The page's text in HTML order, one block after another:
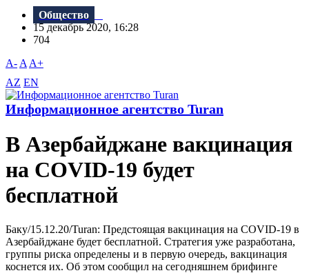
Общество
15 декабрь 2020, 16:28
704
A- A A+
AZ EN
Информационное агентство Turan
В Азербайджане вакцинация
на COVID-19 будет
бесплатной
Баку/15.12.20/Turan: Предстоящая вакцинация на COVID-19 в
Азербайджане будет бесплатной. Стратегия уже разработана,
группы риска определены и в первую очередь, вакцинация
коснется их. Об этом сообщил на сегодняшнем брифинге